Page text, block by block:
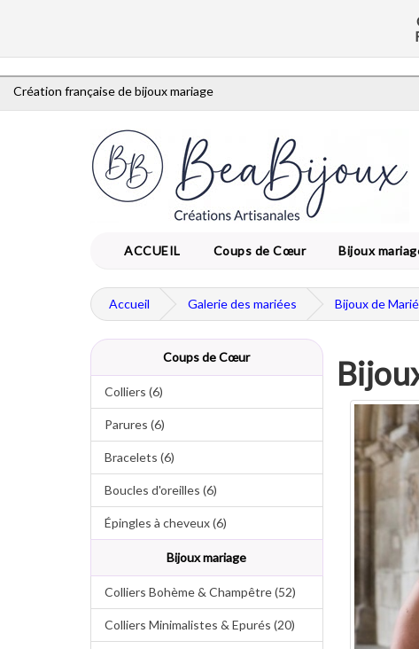
Création française de bijoux mariage
ACCUEIL Coups de Cœur Bijoux
Accueil Galerie des mariées Bijoux de
Coups de Cœur
Colliers (6)
Parures (6)
Bracelets (6)
Boucles d'oreilles (6)
Épingles à cheveux (6)
Bijoux mariage
Colliers Bohème & Champêtre (52)
Colliers Minimalistes & Epurés (20)